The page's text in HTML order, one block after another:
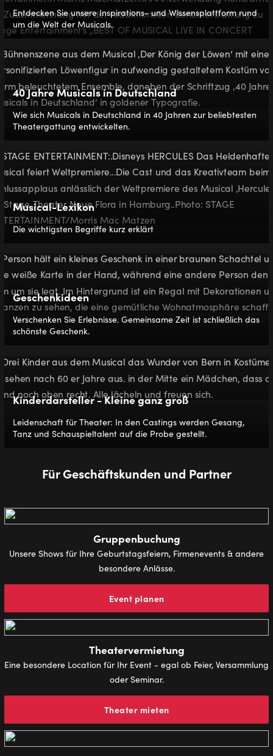
Entdecken Sie unsere Inspirations- und Wissensplattform rund
um die Welt der Musicals.
40 Jahre Musicals in Deutschland
Wie sich Musicals in Deutschland in 40 Jahren zur beliebtesten
Theatergattung entwickelten.
Musical-Lexikon
Die wichtigsten Begriffe kurz erklärt
Geschenkideen
Verschenken Sie Erlebnisse. Gemeinsame Zeit ist schließlich das
schönste Geschenk.
Kinderdarsteller - Kleine ganz groß
Leidenschaft für Theater: In den Castings werden Gesang,
Tanz und Schauspieltalent auf die Probe gestellt.
Für Geschäftskunden und Partner
Gruppenbuchung
Unsere Shows für Ihre Geburtstagsfeiern, Firmenevents & andere
besondere Anlässe.
Event planen
Theatervermietung
Eine besondere Location für Ihr Event - egal ob Feier, Versammlung
oder Seminar.
Theater mieten